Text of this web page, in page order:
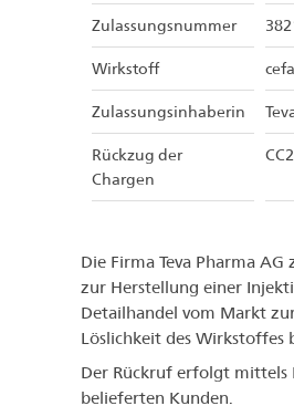
Zulassungsnummer
Wirkstoff
Zulassungsinhaberin
Rückzug der
Chargen
Die Firma Teva Pharma
zur Herstellung einer
Detailhandel vom Markt
Löslichkeit des
Der Rückruf erfolgt mittels
belieferten Kunden.